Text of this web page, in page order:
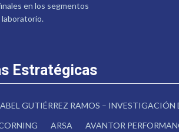
en los segmentos
laboratorio.
Estratégicas
ABEL GUTIÉRREZ RAMOS –
ARSA AVANTOR